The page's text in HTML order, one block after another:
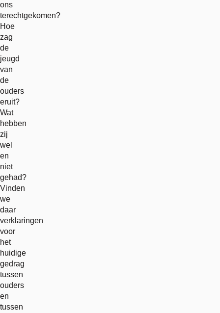
ons
terechtgekomen?
Hoe
zag
de
jeugd
van
de
ouders
eruit?
Wat
hebben
zij
wel
en
niet
gehad?
Vinden
we
daar
verklaringen
voor
het
huidige
gedrag
tussen
ouders
en
tussen